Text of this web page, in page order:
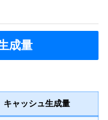
成量
キャッシュ生成量